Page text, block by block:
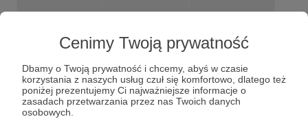
Cenimy Twoją prywatność
Dbamy o Twoją prywatność i chcemy, abyś w czasie
korzystania z naszych usług czuł się komfortowo, dlatego też
poniżej prezentujemy Ci najważniejsze informacje o
zasadach przetwarzania przez nas Twoich danych
osobowych.